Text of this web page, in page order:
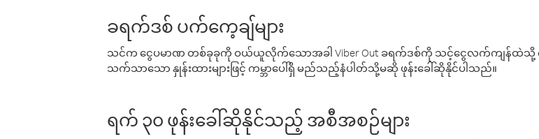
ခရက်ဒစ် ပက်ကေ့ချ်များ
သင်က ငွေပမာဏ တစ်ခုခုကို ဝယ်ယူလိုက်သောအခါ Viber Out ခရက်ဒစ်ကို သင့်ငွေလက်ကျန်ထဲသို့
သက်သာသော နှုန်းထားများဖြင့် ကမ္ဘာပေါ်ရှိ မည်သည့်နံပါတ်သို့မဆို ဖုန်းခေါ်ဆိုနိုင်ပါသည်။
ရက် ၃၀ ဖုန်းခေါ်ဆိုနိုင်သည့် အစီအစဉ်များ